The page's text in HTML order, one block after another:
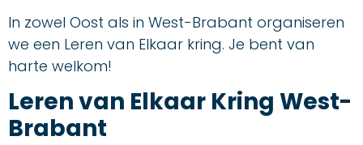
In zowel Oost als in West-Brabant organiseren
we een Leren van Elkaar kring. Je bent van
harte welkom!
Leren van Elkaar Kring West-
Brabant